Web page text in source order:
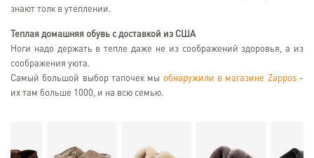
знают толк в утеплении.
Теплая домашняя обувь с доставкой из США
Ноги надо держать в тепле даже не из соображений здоровья, а из
соображения уюта.
Самый большой выбор тапочек мы обнаружили в магазине Zappos-
их там больше 1000, и на всю семью.